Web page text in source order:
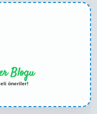
Blogu
öneriler!